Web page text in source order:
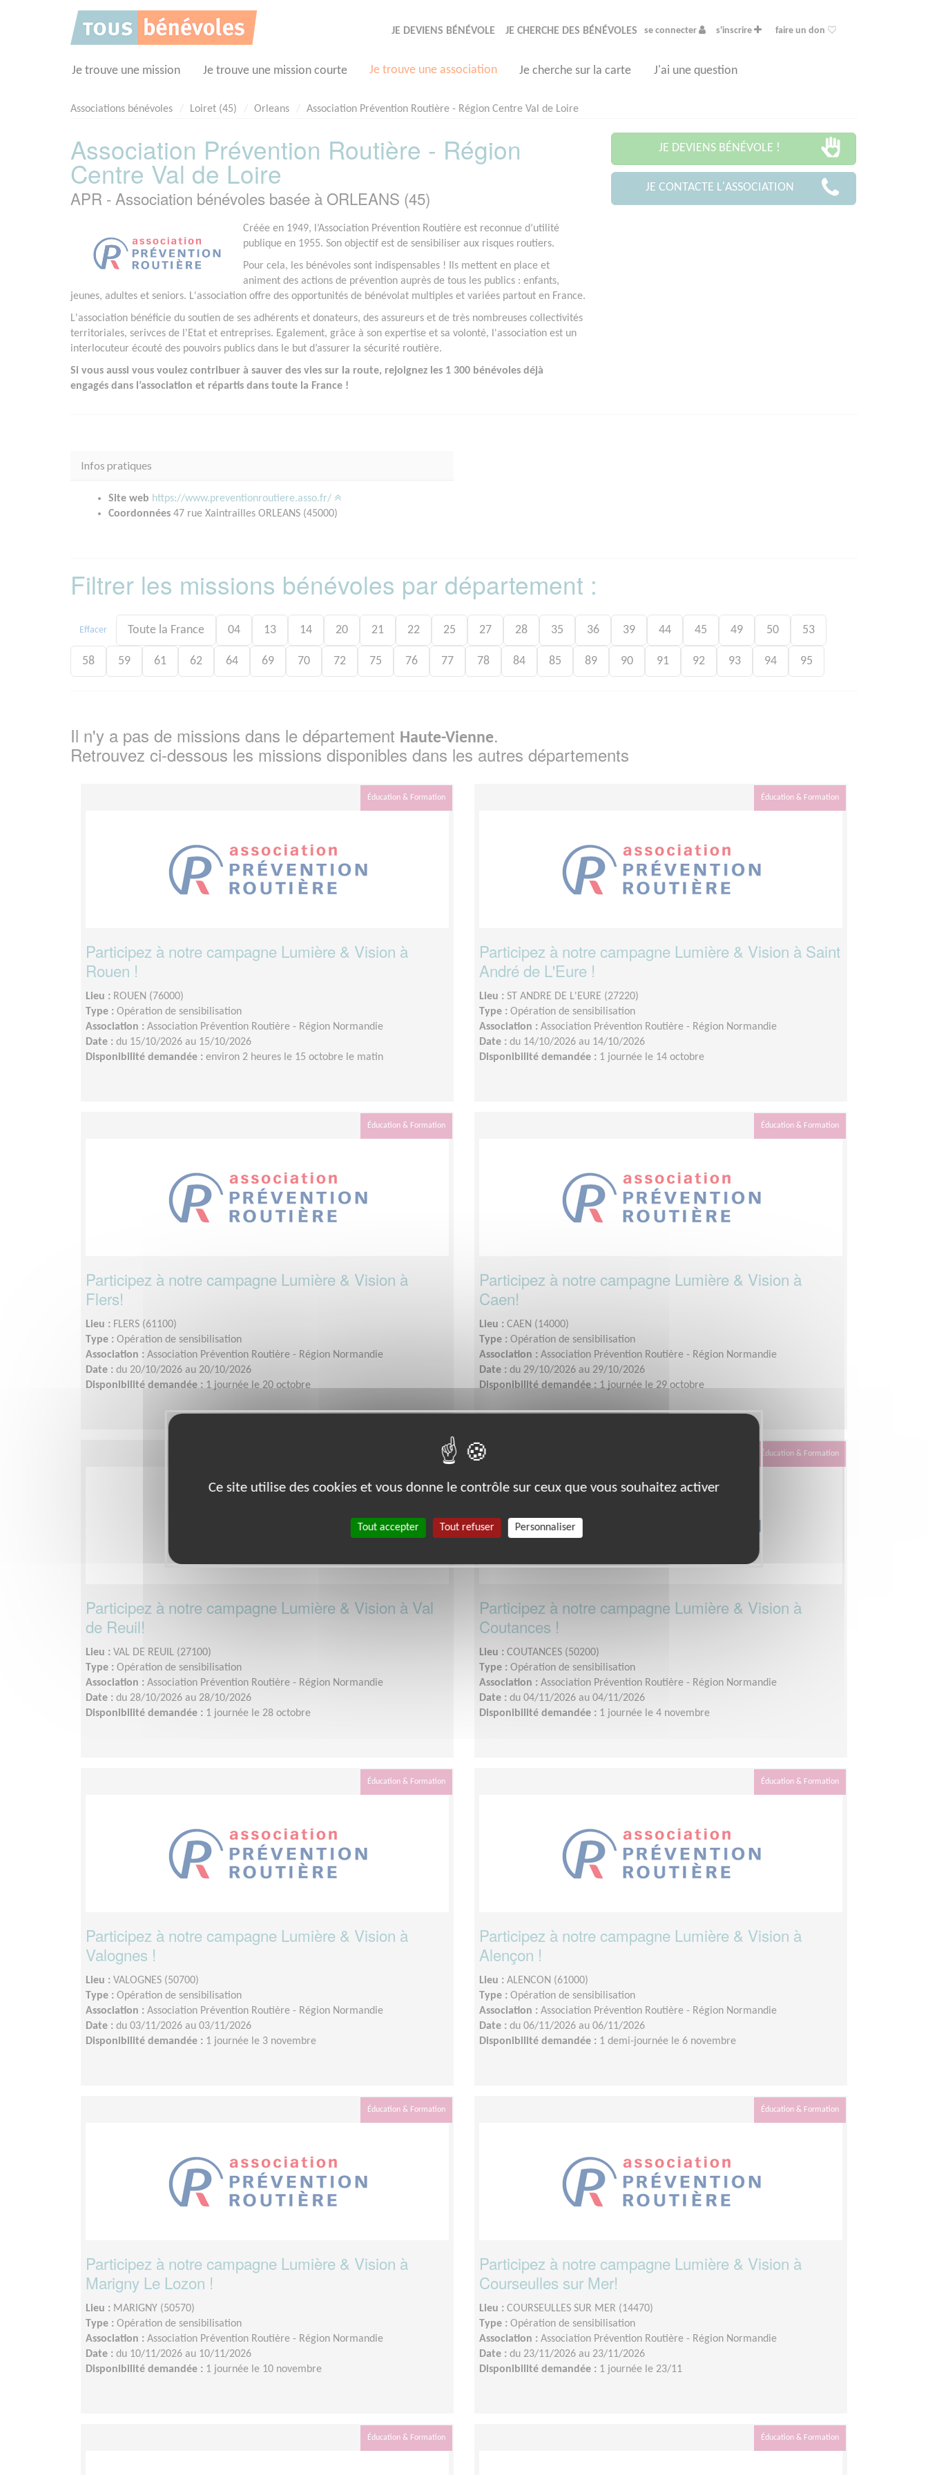
JE DEVIENS BÉNÉVOLE JE CHERCHE DES BÉNÉVOLES se connecter s'inscrire faire un don
Je trouve une mission Je trouve une mission courte Je trouve une association Je cherche sur la carte J'ai une question
Associations bénévoles Loiret (45) Orleans Association Prévention Routière - Région Centre Val de Loire
Association Prévention Routière - Région
Centre Val de Loire
APR - Association bénévoles basée à ORLEANS (45)
Créée en 1949, l’Association Prévention Routière est reconnue d’utilité
publique en 1955. Son objectif est de sensibiliser aux risques routiers.
Pour cela, les bénévoles sont indispensables ! Ils mettent en place et
animent des actions de prévention auprès de tous les publics : enfants,
jeunes, adultes et seniors. L'association offre des opportunités de bénévolat multiples et variées partout en France.
L'association bénéficie du soutien de ses adhérents et donateurs, des assureurs et de très nombreuses collectivités
territoriales, serivces de l'Etat et entreprises. Egalement, grâce à son expertise et sa volonté, l'association est un
interlocuteur écouté des pouvoirs publics dans le but d’assurer la sécurité routière.
Si vous aussi vous voulez contribuer à sauver des vies sur la route, rejoignez les 1 300 bénévoles déjà
engagés dans l’association et répartis dans toute la France !
JE DEVIENS BÉNÉVOLE !
JE CONTACTE L'ASSOCIATION
Infos pratiques
Site web https://www.preventionroutiere.asso.fr/
Coordonnées 47 rue Xaintrailles ORLEANS (45000)
Filtrer les missions bénévoles par département :
Effacer Toute la France 04 13 14 20 21 22 25 27 28 35 36 39 44 45 49 50 53
58 59 61 62 64 69 70 72 75 76 77 78 84 85 89 90 91 92 93 94 95
Il n'y a pas de missions dans le département Haute-Vienne.
Retrouvez ci-dessous les missions disponibles dans les autres départements
Éducation & Formation
Participez à notre campagne Lumière & Vision à
Rouen !
Lieu : ROUEN (76000)
Type : Opération de sensibilisation
Association : Association Prévention Routière - Région Normandie
Date : du 15/10/2026 au 15/10/2026
Disponibilité demandée : environ 2 heures le 15 octobre le matin
Éducation & Formation
Participez à notre campagne Lumière & Vision à Saint
André de L'Eure !
Lieu : ST ANDRE DE L'EURE (27220)
Type : Opération de sensibilisation
Association : Association Prévention Routière - Région Normandie
Date : du 14/10/2026 au 14/10/2026
Disponibilité demandée : 1 journée le 14 octobre
Éducation & Formation
Participez à notre campagne Lumière & Vision à
Flers!
Lieu : FLERS (61100)
Type : Opération de sensibilisation
Association : Association Prévention Routière - Région Normandie
Date : du 20/10/2026 au 20/10/2026
Disponibilité demandée : 1 journée le 20 octobre
Éducation & Formation
Participez à notre campagne Lumière & Vision à
Caen!
Lieu : CAEN (14000)
Type : Opération de sensibilisation
Association : Association Prévention Routière - Région Normandie
Date : du 29/10/2026 au 29/10/2026
Disponibilité demandée : 1 journée le 29 octobre
Éducation & Formation
Participez à notre campagne Lumière & Vision à Val
de Reuil!
Lieu : VAL DE REUIL (27100)
Type : Opération de sensibilisation
Association : Association Prévention Routière - Région Normandie
Date : du 28/10/2026 au 28/10/2026
Disponibilité demandée : 1 journée le 28 octobre
Éducation & Formation
Participez à notre campagne Lumière & Vision à
Coutances !
Lieu : COUTANCES (50200)
Type : Opération de sensibilisation
Association : Association Prévention Routière - Région Normandie
Date : du 04/11/2026 au 04/11/2026
Disponibilité demandée : 1 journée le 4 novembre
Éducation & Formation
Participez à notre campagne Lumière & Vision à
Valognes !
Lieu : VALOGNES (50700)
Type : Opération de sensibilisation
Association : Association Prévention Routière - Région Normandie
Date : du 03/11/2026 au 03/11/2026
Disponibilité demandée : 1 journée le 3 novembre
Éducation & Formation
Participez à notre campagne Lumière & Vision à
Alençon !
Lieu : ALENCON (61000)
Type : Opération de sensibilisation
Association : Association Prévention Routière - Région Normandie
Date : du 06/11/2026 au 06/11/2026
Disponibilité demandée : 1 demi-journée le 6 novembre
Éducation & Formation
Participez à notre campagne Lumière & Vision à
Marigny Le Lozon !
Lieu : MARIGNY (50570)
Type : Opération de sensibilisation
Association : Association Prévention Routière - Région Normandie
Date : du 10/11/2026 au 10/11/2026
Disponibilité demandée : 1 journée le 10 novembre
Éducation & Formation
Participez à notre campagne Lumière & Vision à
Courseulles sur Mer!
Lieu : COURSEULLES SUR MER (14470)
Type : Opération de sensibilisation
Association : Association Prévention Routière - Région Normandie
Date : du 23/11/2026 au 23/11/2026
Disponibilité demandée : 1 journée le 23/11
Éducation & Formation Éducation & Formation
Ce site utilise des cookies et vous donne le contrôle sur ceux que vous souhaitez activer
Tout accepter Tout refuser Personnaliser